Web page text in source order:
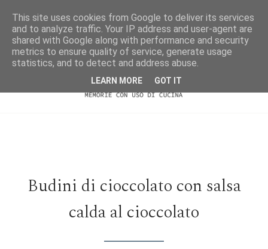
Budini di cioccolato con salsa
calda al cioccolato
This site uses cookies from Google to deliver its services
and to analyze traffic. Your IP address and user-agent are
shared with Google along with performance and security
metrics to ensure quality of service, generate usage
statistics, and to detect and address abuse.
LEARN MORE GOT IT